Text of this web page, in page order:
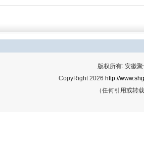
版权所有: 安徽
CopyRight 2026 http://
（任何引用或转